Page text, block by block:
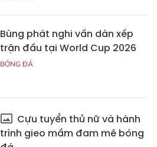
Bùng phát nghi vấn dàn xếp
trận đấu tại World Cup 2026
BÓNG ĐÁ
Cựu tuyển thủ nữ và hành
trình gieo mầm đam mê bóng